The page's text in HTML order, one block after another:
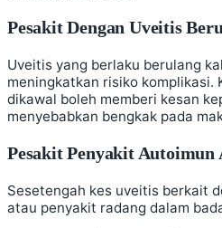
Pesakit Dengan Uveitis
Uveitis yang berlaku berulang
meningkatkan risiko komplikasi.
dikawal boleh memberi kesan
menyebabkan bengkak pada
Pesakit Penyakit Autoimun
Sesetengah kes uveitis berkait
atau penyakit radang dalam